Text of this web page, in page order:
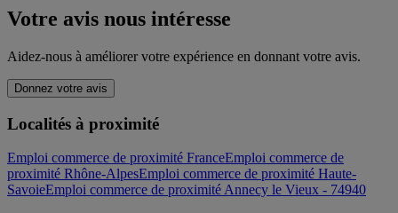
Votre avis nous intéresse
Aidez-nous à améliorer votre expérience en donnant votre avis.
Donnez votre avis
Localités à proximité
Emploi commerce de proximité FranceEmploi commerce de
proximité Rhône-AlpesEmploi commerce de proximité Haute-
SavoieEmploi commerce de proximité Annecy le Vieux - 74940